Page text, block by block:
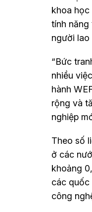
khoa học
tính
người
“Bức
nhiều
hành
rộng và
nghiệp
Theo số
ở các
khoảng
các quốc
công